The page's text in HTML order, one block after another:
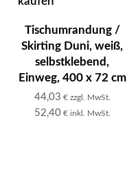
Tischumrandung /
Skirting Duni, weiß,
selbstklebend,
Einweg, 400 x 72 cm
44,03 € zzgl. MwSt.
52,40€ inkl. MwSt.